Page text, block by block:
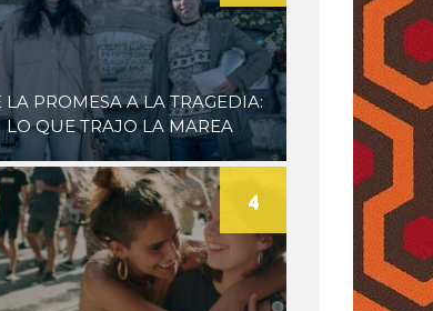
LA PROMESA A LA TRAGEDIA:
LO QUE TRAJO LA MAREA
4